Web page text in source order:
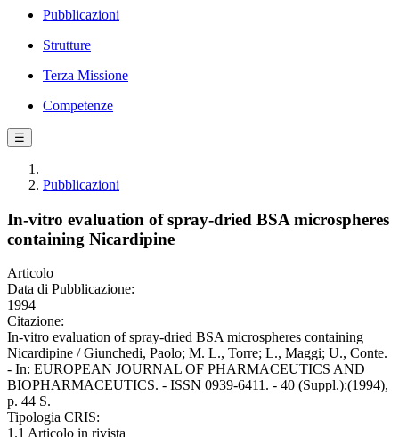
Pubblicazioni
Strutture
Terza Missione
Competenze
☰
Pubblicazioni
In-vitro evaluation of spray-dried BSA microspheres
containing Nicardipine
Articolo
Data di Pubblicazione:
1994
Citazione:
In-vitro evaluation of spray-dried BSA microspheres containing
Nicardipine / Giunchedi, Paolo; M. L., Torre; L., Maggi; U., Conte.
- In: EUROPEAN JOURNAL OF PHARMACEUTICS AND
BIOPHARMACEUTICS. - ISSN 0939-6411. - 40 (Suppl.):(1994),
p. 44 S.
Tipologia CRIS:
1.1 Articolo in rivista